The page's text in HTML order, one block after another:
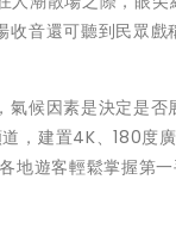
音還可聽到民眾
候因素是決定是
建置4K、180度廣
地遊客輕鬆掌握第